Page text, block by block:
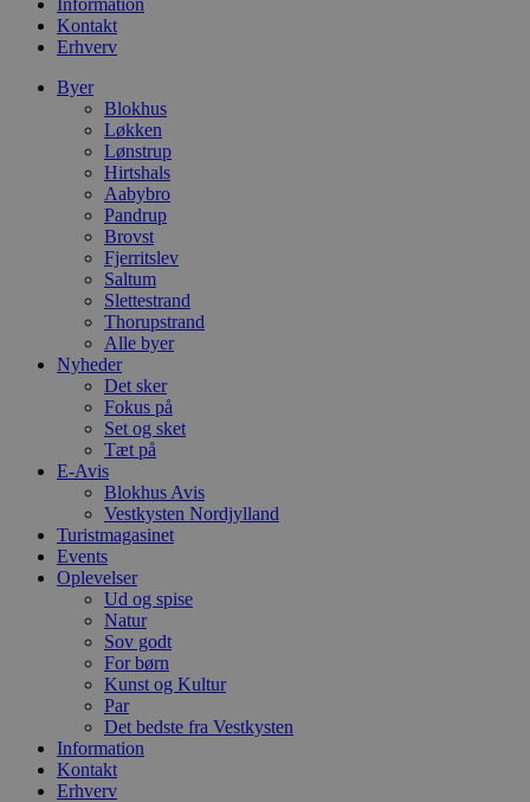
Information
Kontakt
Erhverv
Byer
Blokhus
Løkken
Lønstrup
Hirtshals
Aabybro
Pandrup
Brovst
Fjerritslev
Saltum
Slettestrand
Thorupstrand
Alle byer
Nyheder
Det sker
Fokus på
Set og sket
Tæt på
E-Avis
Blokhus Avis
Vestkysten Nordjylland
Turistmagasinet
Events
Oplevelser
Ud og spise
Natur
Sov godt
For børn
Kunst og Kultur
Par
Det bedste fra Vestkysten
Information
Kontakt
Erhverv